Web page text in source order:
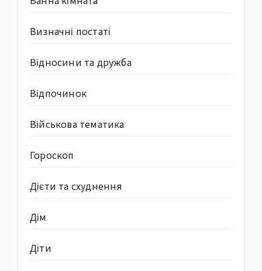
Визначні постаті
Відносини та дружба
Відпочинок
Військова тематика
Гороскоп
Дієти та схуднення
Дім
Діти